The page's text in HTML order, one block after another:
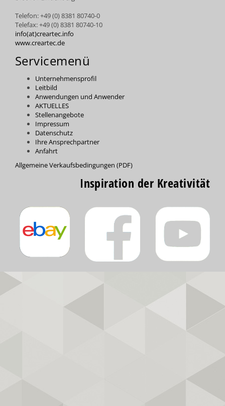
Telefon: +49 (0) 8381 80740-0
Telefax: +49 (0) 8381 80740-10
info(at)creartec.info
www.creartec.de
Servicemenü
Unternehmensprofil
Leitbild
Anwendungen und Anwender
AKTUELLES
Stellenangebote
Impressum
Datenschutz
Ihre Ansprechpartner
Anfahrt
Allgemeine Verkaufsbedingungen (PDF)
Inspiration der Kreativität